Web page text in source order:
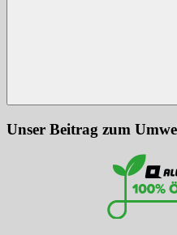
Suchen
Unser Beitrag zum